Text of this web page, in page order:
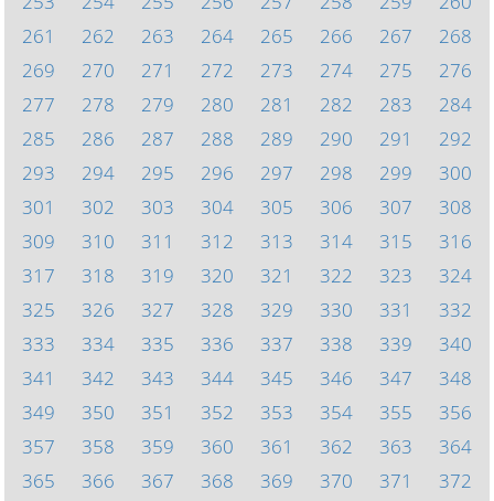
261
262 263 264 265 266 267
268
269
270 271 272 273 274 275
276
277
278 279 280 281 282 283
284
285
286 287 288 289 290 291
292
293
294 295 296 297 298 299
300
301
302 303 304 305 306 307
308
309
310 311 312 313 314 315
316
317
318 319 320 321 322 323
324
325
326 327 328 329 330 331
332
333
334 335 336 337 338 339
340
341
342 343 344 345 346 347
348
349
350 351 352 353 354 355
356
357
358 359 360 361 362 363
364
365
366 367 368 369 370 371 372